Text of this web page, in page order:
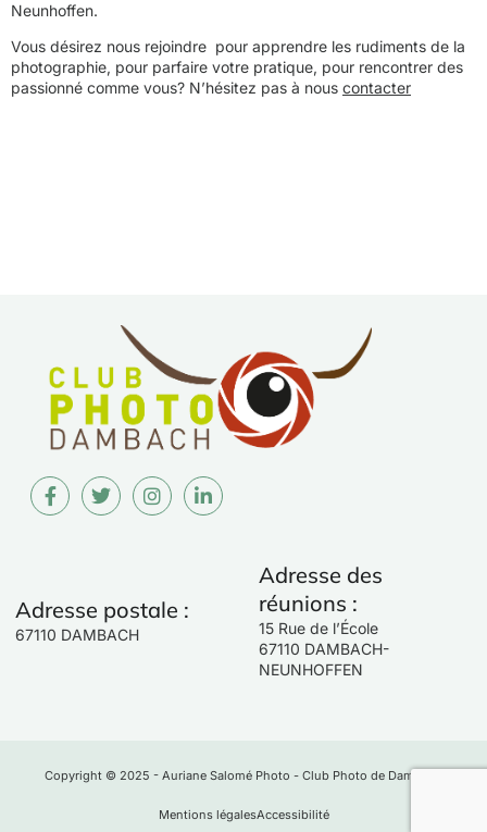
Neunhoffen.
Vous désirez nous rejoindre pour apprendre les rudiments de la
photographie, pour parfaire votre pratique, pour rencontrer des
passionné comme vous? N’hésitez pas à nous contacter
Adresse postale :
67110 DAMBACH
Adresse des
réunions :
15 Rue de l’École
67110 DAMBACH-
NEUNHOFFEN
Copyright © 2025 - Auriane Salomé Photo - Club Photo de Dambach
Mentions légalesAccessibilité